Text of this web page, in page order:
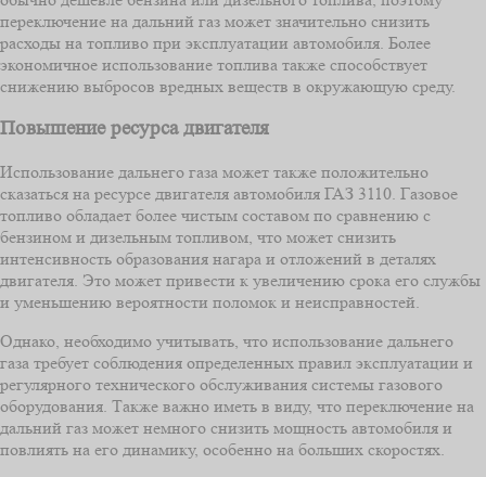
переключение на дальний газ может значительно снизить
расходы на топливо при эксплуатации автомобиля. Более
экономичное использование топлива также способствует
снижению выбросов вредных веществ в окружающую среду.
Повышение ресурса двигателя
Использование дальнего газа может также положительно
сказаться на ресурсе двигателя автомобиля ГАЗ 3110. Газовое
топливо обладает более чистым составом по сравнению с
бензином и дизельным топливом, что может снизить
интенсивность образования нагара и отложений в деталях
двигателя. Это может привести к увеличению срока его службы
и уменьшению вероятности поломок и неисправностей.
Однако, необходимо учитывать, что использование дальнего
газа требует соблюдения определенных правил эксплуатации и
регулярного технического обслуживания системы газового
оборудования. Также важно иметь в виду, что переключение на
дальний газ может немного снизить мощность автомобиля и
повлиять на его динамику, особенно на больших скоростях.